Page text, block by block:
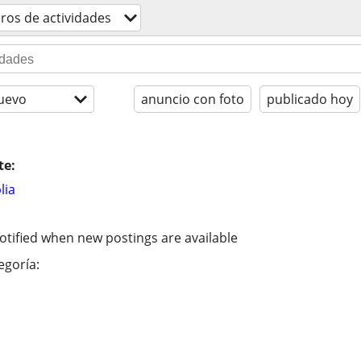
de actividades
anuncio con foto publicado hoy
when new postings are available